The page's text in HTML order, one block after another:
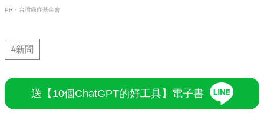
PR・台灣癌症基金會
#新聞
送【10個ChatGPT的好工具】電子書